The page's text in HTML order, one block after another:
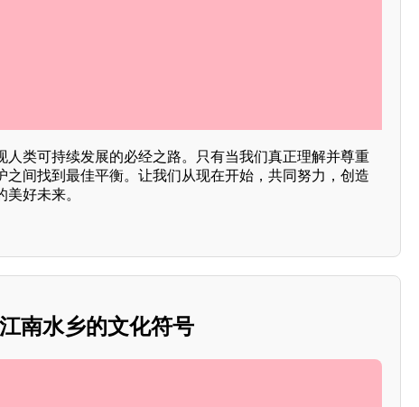
人类可持续发展的必经之路。只有当我们真正理解并尊重
之间找到最佳平衡。让我们从现在开始，共同努力，创造
好未来。
南水乡的文化符号